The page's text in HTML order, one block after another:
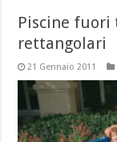
Piscine fuori
rettangolari
21 Gennaio 2011